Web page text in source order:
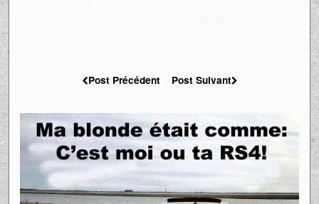
Post Précédent Post Suivant